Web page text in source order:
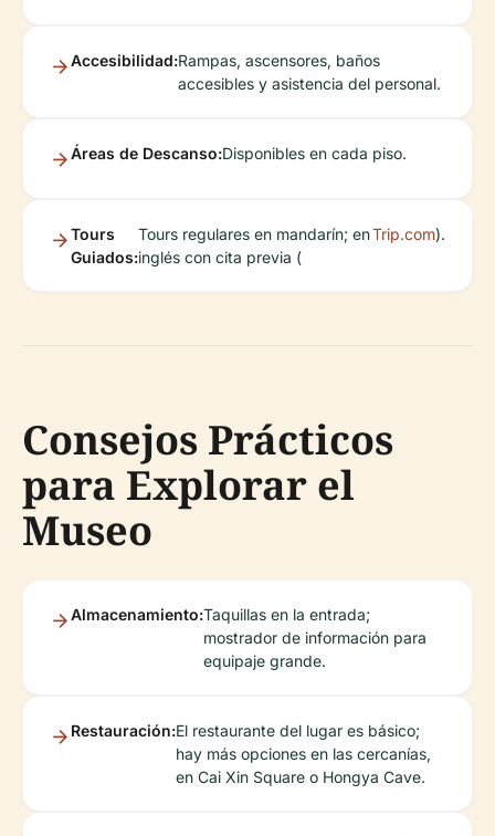
Accesibilidad:Rampas, ascensores, baños
accesibles y asistencia del personal.
Áreas de Descanso:Disponibles en cada piso.
Tours
Guiados:
Tours regulares en mandarín; en
inglés con cita previa (
Trip.com).
Consejos Prácticos
para Explorar el
Museo
Almacenamiento:Taquillas en la entrada;
mostrador de información para
equipaje grande.
Restauración:El restaurante del lugar es básico;
hay más opciones en las cercanías,
en Cai Xin Square o Hongya Cave.